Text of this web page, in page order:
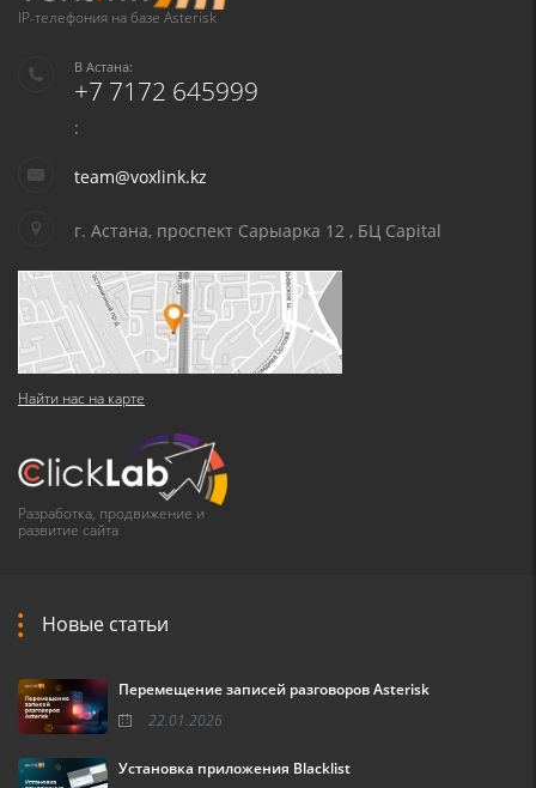
IP-телефония на базе Asterisk
В Астана:
+7 7172 645999
:
team@voxlink.kz
г. Астана, проспект Сарыарка 12 , БЦ Capital
Найти нас на карте
Разработка, продвижение и
развитие сайта
Новые статьи
Перемещение записей разговоров Asterisk
22.01.2026
Установка приложения Blacklist